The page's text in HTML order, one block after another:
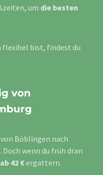
um die besten
flexibel bist, findest du
von
Böblingen nach
wenn du früh dran
42 €ergattern.